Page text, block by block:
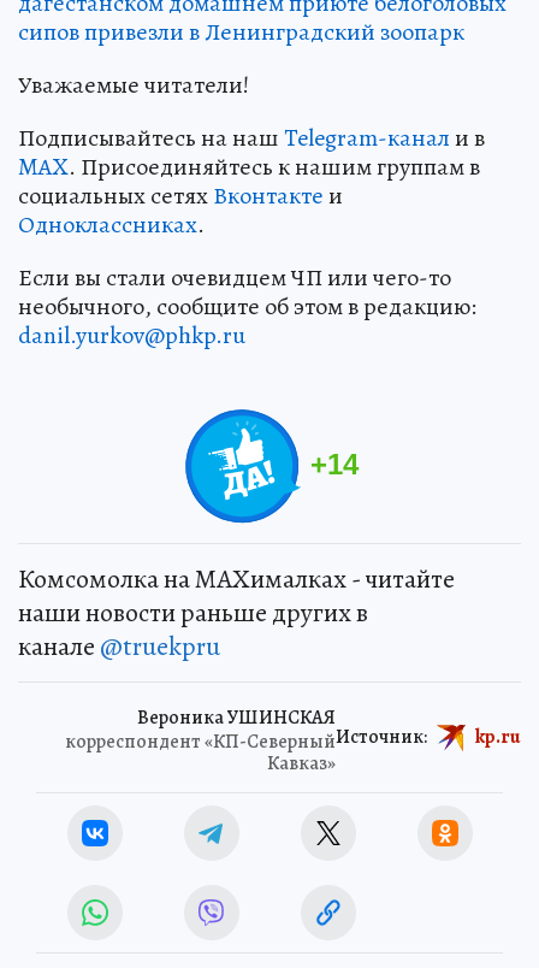
сипов привезли в Ленинградский зоопарк
Уважаемые читатели!
Подписывайтесь на нашTelegram-канали в
MAX. Присоединяйтесь к нашим группам в
социальных сетяхВконтактеи
Одноклассниках.
Если вы стали очевидцем ЧП или чего-то
необычного, сообщите об этом в редакцию:
danil.yurkov@phkp.ru
+14
Комсомолка на MAXималках - читайте
наши новости раньше других в
канале @truekpru
Вероника УШИНСКАЯ
корреспондент «КП-Северный
Кавказ»
Источник: kp.ru